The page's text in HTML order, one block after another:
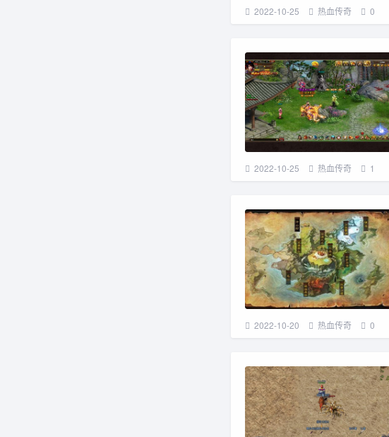
2022-10-25 热血传奇 0
2022-10-25 热血传奇 1
2022-10-20 热血传奇 0